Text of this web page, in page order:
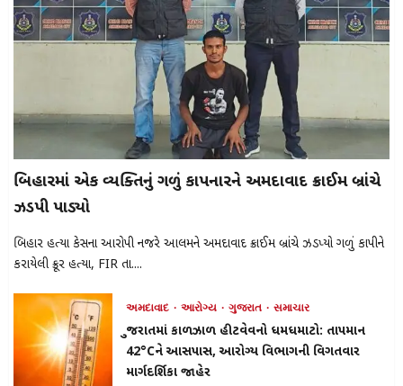
બિહારમાં એક વ્યક્તિનું ગળું કાપનારને અમદાવાદ ક્રાઈમ બ્રાંચે
ઝડપી પાડ્યો
બિહાર હત્યા કેસના આરોપી નજરે આલમને અમદાવાદ ક્રાઈમ બ્રાંચે ઝડપ્યો ગળું કાપીને
કરાયેલી ક્રૂર હત્યા, FIR તા....
અમદાવાદ આરોગ્ય ગુજરાત સમાચાર
ગુજરાતમાં કાળઝાળ હીટવેવનો ધમધમાટો: તાપમાન
42°Cને આસપાસ, આરોગ્ય વિભાગની વિગતવાર
માર્ગદર્શિકા જાહેર